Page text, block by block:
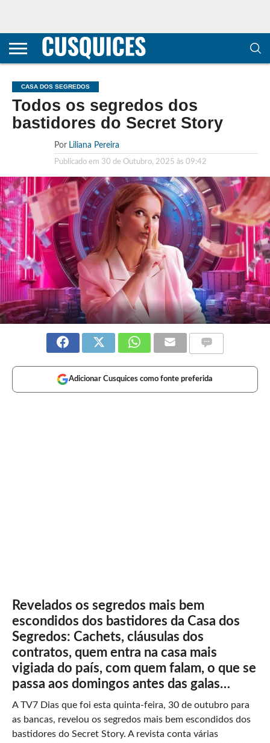
CONTACTOS
HOME
POLÍTICA DE
E COOKIES
SOBRE
TERMOS E
TRANSPARÊNCIA
METODOLOGIA
CASA DOS SEGREDOS
Todos os segredos dos
bastidores do Secret Story
Por Liliana Pereira
Publicado em 30 de Outubro, 2025 às 09:42
Adicionar Cusquices como fonte preferida
Revelados os segredos mais bem
escondidos dos bastidores da Casa dos
Segredos: Cachets, cláusulas dos
contratos, quem entra na casa mais
vigiada do país, com quem falam, o que se
passa aos domingos antes das galas…
A TV7 Dias que foi esta quinta-feira, 30 de outubro para
as bancas, revelou os segredos mais bem escondidos dos
bastidores do Secret Story. A revista conta várias